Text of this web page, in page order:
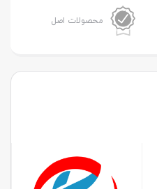
محصولات اصل